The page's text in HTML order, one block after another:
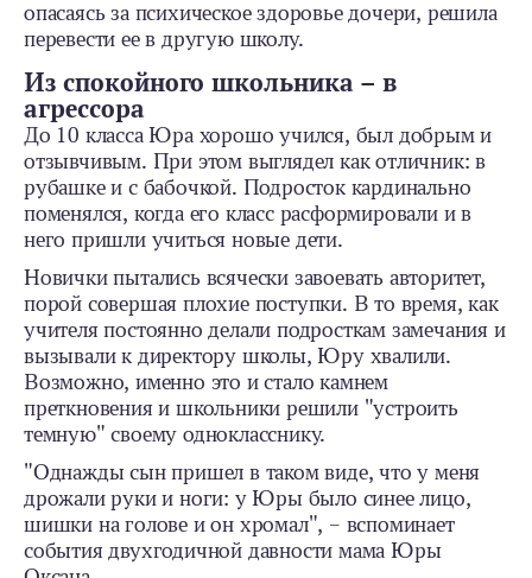
опасаясь за психическое здоровье дочери, решила
перевести ее в другую школу.
Из спокойного школьника – в
агрессора
До 10 класса Юра хорошо учился, был добрым и
отзывчивым. При этом выглядел как отличник: в
рубашке и с бабочкой. Подросток кардинально
поменялся, когда его класс расформировали и в
него пришли учиться новые дети.
Новички пытались всячески завоевать авторитет,
порой совершая плохие поступки. В то время, как
учителя постоянно делали подросткам замечания и
вызывали к директору школы, Юру хвалили.
Возможно, именно это и стало камнем
преткновения и школьники решили "устроить
темную" своему однокласснику.
"Однажды сын пришел в таком виде, что у меня
дрожали руки и ноги: у Юры было синее лицо,
шишки на голове и он хромал", – вспоминает
события двухгодичной давности мама Юры